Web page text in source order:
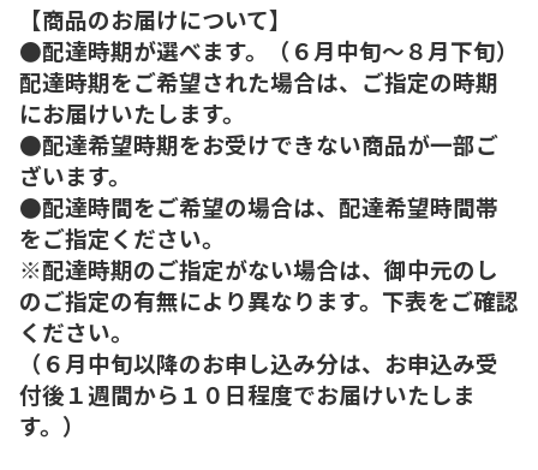
【商品のお届けについて】
●配達時期が選べます。（６月中旬～８月下旬）
配達時期をご希望された場合は、ご指定の時期
にお届けいたします。
●配達希望時期をお受けできない商品が一部ご
ざいます。
●配達時間をご希望の場合は、配達希望時間帯
をご指定ください。
※配達時期のご指定がない場合は、御中元のし
のご指定の有無により異なります。下表をご確認
ください。
（６月中旬以降のお申し込み分は、お申込み受
付後１週間から１０日程度でお届けいたしま
す。）